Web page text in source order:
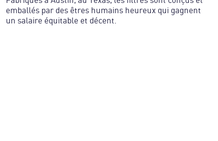
emballés par des êtres humains heureux qui gagnent
un salaire équitable et décent.